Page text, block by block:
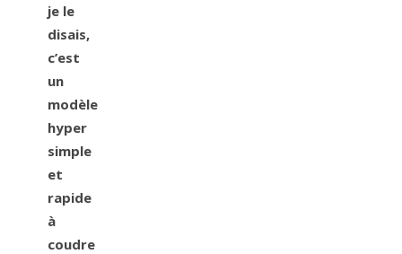
je le
disais,
c’est
un
modèle
hyper
simple
et
rapide
à
coudre